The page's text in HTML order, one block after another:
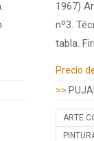
1967)
nº3.
tabla.
Precio
>>
ARTE